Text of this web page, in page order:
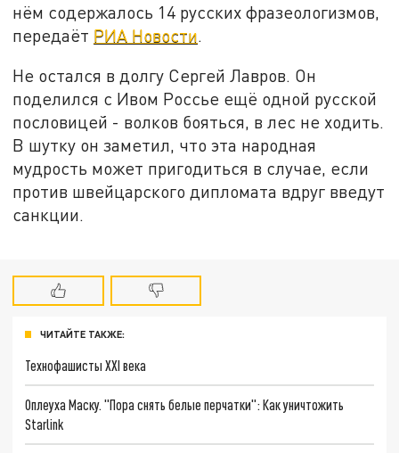
нём содержалось 14 русских фразеологизмов,
передаёт РИА Новости.
Не остался в долгу Сергей Лавров. Он
поделился с Ивом Россье ещё одной русской
пословицей - волков бояться, в лес не ходить.
В шутку он заметил, что эта народная
мудрость может пригодиться в случае, если
против швейцарского дипломата вдруг введут
санкции.
ЧИТАЙТЕ ТАКЖЕ:
Технофашисты XXI века
Оплеуха Маску. "Пора снять белые перчатки": Как уничтожить
Starlink